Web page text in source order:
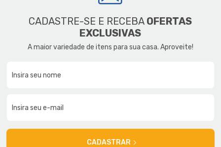
CADASTRE-SE E RECEBA OFERTAS
EXCLUSIVAS
A maior variedade de itens para sua casa. Aproveite!
CADASTRAR